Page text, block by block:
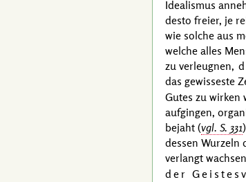
Idealismus
desto freier, je
wie solche aus
welche alles
zu verleugnen,
das gewisseste
Gutes zu wirken
aufgingen,
bejaht (vgl. S. 331)
dessen Wurzeln
verlangt
der